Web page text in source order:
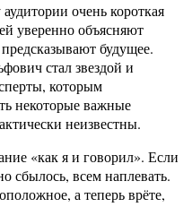
очень короткая
уверенно объясняют
будущее.
стал звездой и
которым
некоторые важные
неизвестны.
«как я и говорил». Если
сбылось, всем наплевать.
а теперь врёте,